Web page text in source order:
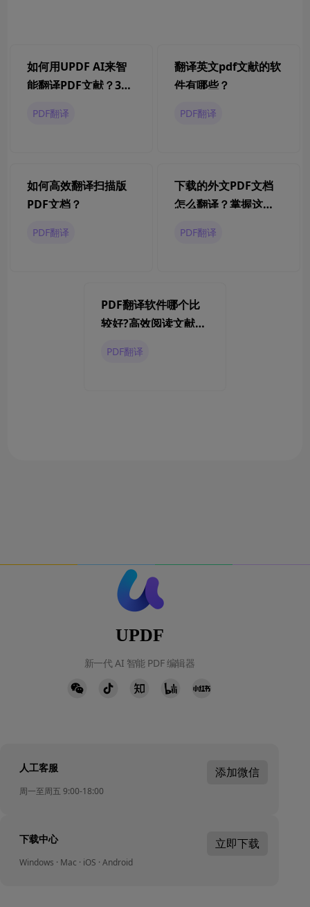
如何用UPDF AI来智
能翻译PDF文献？3步
PDF翻译
翻译英文pdf文献的软
件有哪些？
PDF翻译
如何高效翻译扫描版
PDF文档？
PDF翻译
下载的外文PDF文档
怎么翻译？掌握这些
PDF翻译
PDF翻译软件哪个比
较好?高效阅读文献可
PDF翻译
UPDF
新一代 AI 智能 PDF 编辑器
人工客服
周一至周五 9:00-18:00
添加微信
下载中心
Windows · Mac · iOS · Android
立即下载